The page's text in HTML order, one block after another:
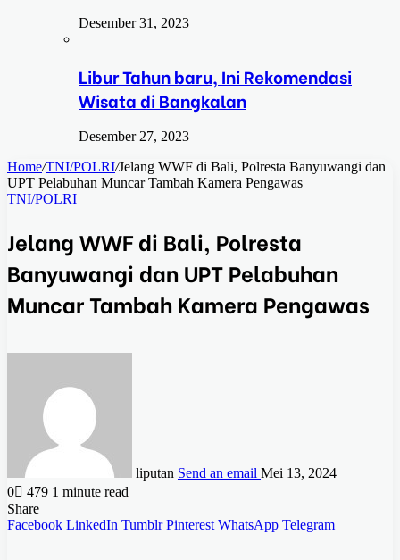
Desember 31, 2023
Libur Tahun baru, Ini Rekomendasi
Wisata di Bangkalan
Desember 27, 2023
Home/TNI/POLRI/Jelang WWF di Bali, Polresta Banyuwangi dan
UPT Pelabuhan Muncar Tambah Kamera Pengawas
TNI/POLRI
Jelang WWF di Bali, Polresta
Banyuwangi dan UPT Pelabuhan
Muncar Tambah Kamera Pengawas
liputan Send an email Mei 13, 2024
0
479 1 minute read
Share
Facebook LinkedIn Tumblr Pinterest WhatsApp Telegram